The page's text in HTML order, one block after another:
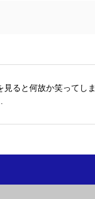
見ると何故か笑ってしま